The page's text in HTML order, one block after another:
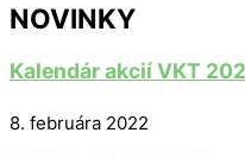
NOVINKY
Kalendár akcií VKT
8. februára 2022